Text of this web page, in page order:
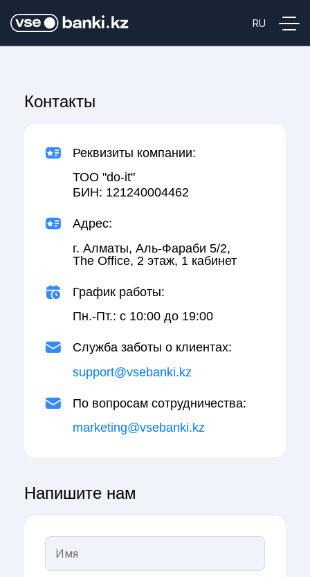
Контакты
Реквизиты компании:
ТОО "do-it"
БИН: 121240004462
Адрес:
г. Алматы, Аль-Фараби 5/2,
The Office, 2 этаж, 1 кабинет
График работы:
Пн.-Пт.: с 10:00 до 19:00
Служба заботы о клиентах:
support@vsebanki.kz
По вопросам сотрудничества:
marketing@vsebanki.kz
Напишите нам